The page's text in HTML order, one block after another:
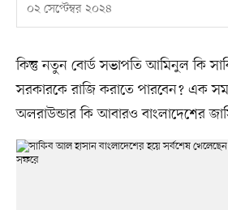
০২ সেপ্টেম্বর ২০২৪
কিন্তু নতুন বোর্ড সভাপতি আমিনুল কি
সরকারকে রাজি করাতে পারবেন? এক
অলরাউন্ডার কি আবারও বাংলাদেশের